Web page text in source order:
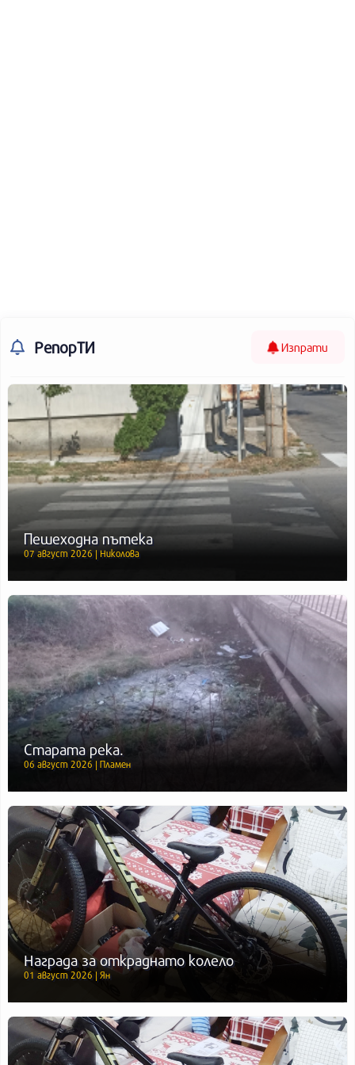
РепорТИ Изпрати
Пешеходна пътека
07 август 2026 | Николова
Старата река.
06 август 2026 | Пламен
Награда за откраднато колело
01 август 2026 | Ян